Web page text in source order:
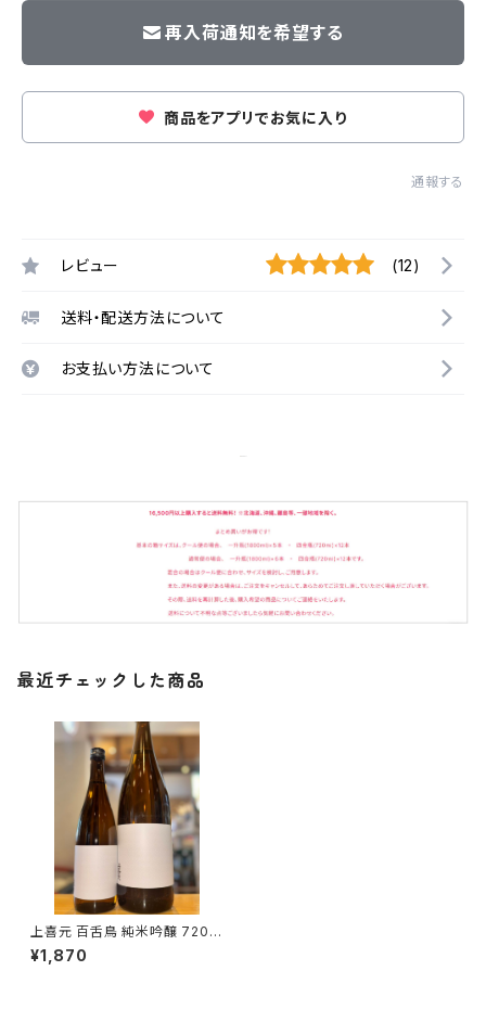
再入荷通知を希望する
商品をアプリでお気に入り
通報する
レビュー (12)
送料・配送方法について
お支払い方法について
最近チェックした商品
上喜元 百舌鳥 純米吟醸 720m
l１本（酒田酒造・山形県酒田市
日吉町）
¥1,870